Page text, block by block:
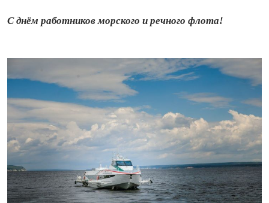
С днём работников морского и речного флота!